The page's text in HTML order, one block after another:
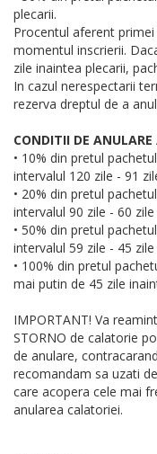
plecarii.
Procentul aferent
momentul inscrierii.
zile inaintea plecarii,
In cazul nerespectarii
rezerva dreptul de a
CONDITII DE
• 10% din pretul
intervalul 120 zile - 91
• 20% din pretul
intervalul 90 zile - 60
• 50% din pretul
intervalul 59 zile - 45
• 100% din pretul
mai putin de 45 zile
IMPORTANT! Va
STORNO de calatorie
de anulare,
recomandam sa uzati
care acopera cele mai
anularea calatoriei.